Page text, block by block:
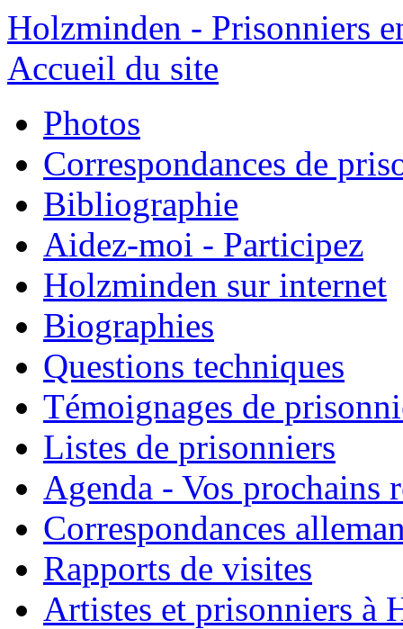
Holzminden - Prisonniers
Accueil du site
Photos
Correspondances de
Bibliographie
Aidez-moi - Participez
Holzminden sur internet
Biographies
Questions techniques
Témoignages de
Listes de prisonniers
Agenda - Vos prochains
Correspondances
Rapports de visites
Artistes et prisonniers à